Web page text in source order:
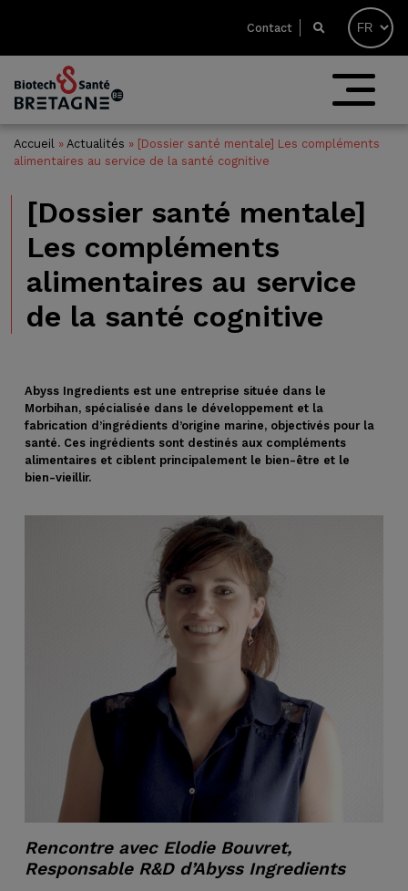
Contact
Accueil » Actualités » [Dossier santé mentale] Les compléments
alimentaires au service de la santé cognitive
[Dossier santé mentale]
Les compléments
alimentaires au service
de la santé cognitive
Abyss Ingredients est une entreprise située dans le
Morbihan, spécialisée dans le développement et la
fabrication d’ingrédients d’origine marine, objectivés pour la
santé. Ces ingrédients sont destinés aux compléments
alimentaires et ciblent principalement le bien-être et le
bien-vieillir.
Rencontre avec Elodie Bouvret,
Responsable R&D d’Abyss Ingredients